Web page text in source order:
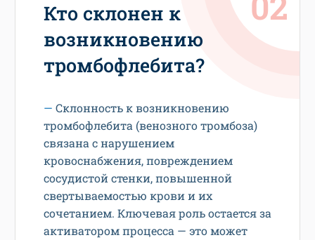
Кто склонен к
возникновению
тромбофлебита?
— Склонность к возникновению
тромбофлебита (венозного тромбоза)
связана с нарушением
кровоснабжения, повреждением
сосудистой стенки, повышенной
свертываемостью крови и их
сочетанием. Ключевая роль остается за
активатором процесса — это может